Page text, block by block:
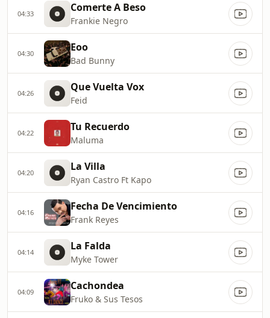
04:33 Comerte A Beso
Frankie Negro
04:30 Eoo
Bad Bunny
04:26 Que Vuelta Vox
Feid
04:22 Tu Recuerdo
Maluma
04:20 La Villa
Ryan Castro Ft Kapo
04:16 Fecha De Vencimiento
Frank Reyes
04:14 La Falda
Myke Tower
04:09 Cachondea
Fruko & Sus Tesos